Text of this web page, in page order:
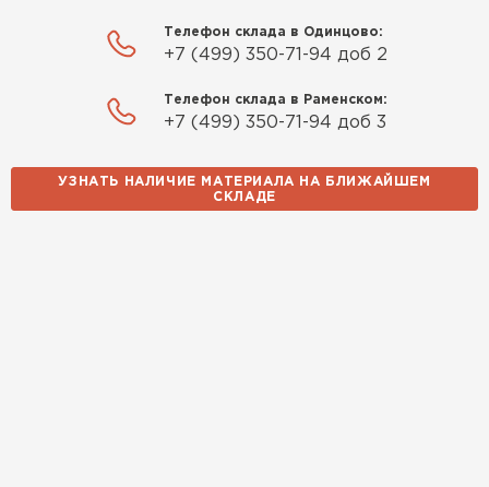
Телефон склада в Одинцово:
+7 (499) 350-71-94 доб 2
Телефон склада в Раменском:
+7 (499) 350-71-94 доб 3
УЗНАТЬ НАЛИЧИЕ МАТЕРИАЛА НА БЛИЖАЙШЕМ
СКЛАДЕ